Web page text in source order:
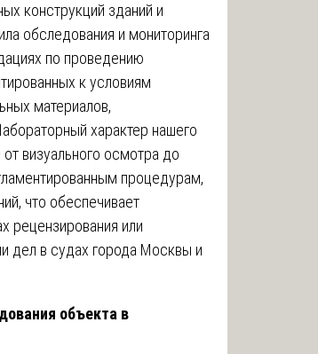
конструкций зданий и
обследования и мониторинга
по проведению
к условиям
материалов,
характер нашего
визуального осмотра до
процедурам,
что обеспечивает
рецензирования или
дел в судах города Москвы и
объекта в